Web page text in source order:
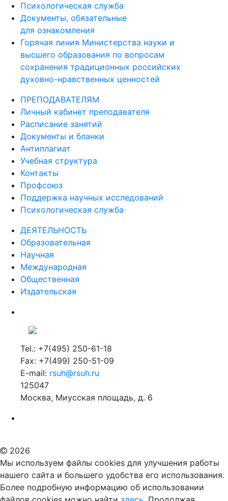
Психологическая служба
Документы, обязательные
для ознакомления
Горячая линия Министерства науки и
высшего образования по вопросам
сохранения традиционных российских
духовно-нравственных ценностей
ПРЕПОДАВАТЕЛЯМ
Личный кабинет преподавателя
Расписание занятий
Документы и бланки
Антиплагиат
Учебная структура
Контакты
Профсоюз
Поддержка научных исследований
Психологическая служба
ДЕЯТЕЛЬНОСТЬ
Образовательная
Научная
Международная
Общественная
Издательская
Tel.: +7(495) 250-61-18
Fax: +7(499) 250-51-09
E-mail: rsuh@rsuh.ru
125047
Москва, Миусская площадь, д. 6
2026
Мы используем файлы cookies для улучшения работы
нашего сайта и большего удобства его использования.
Более подробную информацию об использовании